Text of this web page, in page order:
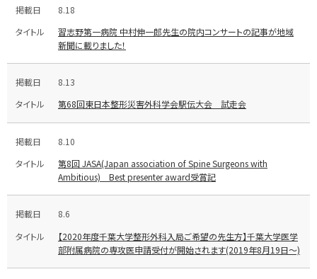
8.18
習志野第一病院 中村伸一郎先生の院内コンサートの記事が地域
新聞に載りました！
8.13
第68回東日本整形災害外科学会駅伝大会 試走会
8.10
第8回 JASA(Japan association of Spine Surgeons with
Ambitious) Best presenter award受賞記
8.6
【2020年度千葉大学整形外科入局ご希望の先生方】千葉大学医学
部附属病院の専攻医申請受付が開始されます(2019年8月19日～)